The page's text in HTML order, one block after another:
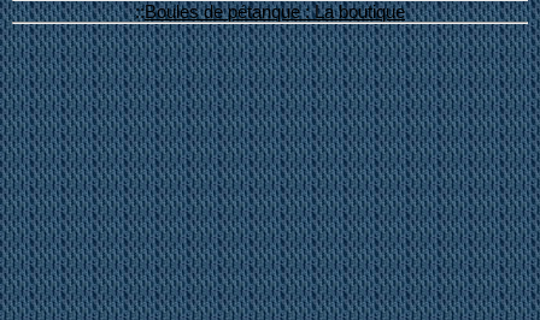
::Boules de pétanque : La boutique